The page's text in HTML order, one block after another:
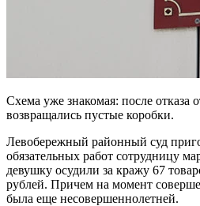
Схема уже знакомая: после отказа
возвращались пустые коробки.
Левобережный районный суд
обязательных работ сотрудницу
девушку осудили за кражу 67
рублей. Причем на момент
была еще несовершеннолетней.